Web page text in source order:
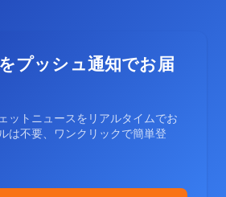
プッシュ通知でお届
ットニュースをリアルタイムでお
は不要、ワンクリックで簡単登